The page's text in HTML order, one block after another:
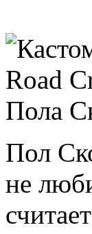
Пол
не